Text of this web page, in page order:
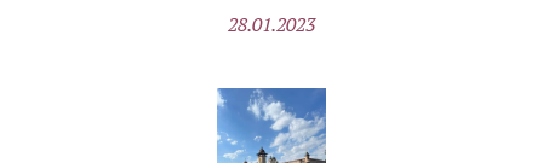
28.01.2023